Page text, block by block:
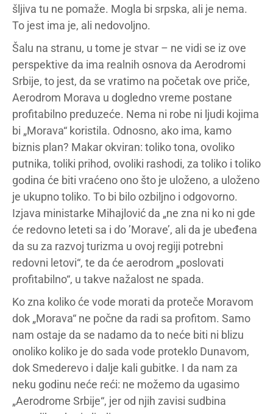
šljiva tu ne pomaže. Mogla bi srpska, ali je nema.
To jest ima je, ali nedovoljno.
Šalu na stranu, u tome je stvar – ne vidi se iz ove
perspektive da ima realnih osnova da Aerodromi
Srbije, to jest, da se vratimo na početak ove priče,
Aerodrom Morava u dogledno vreme postane
profitabilno preduzeće. Nema ni robe ni ljudi kojima
bi „Morava“ koristila. Odnosno, ako ima, kamo
biznis plan? Makar okviran: toliko tona, ovoliko
putnika, toliki prihod, ovoliki rashodi, za toliko i toliko
godina će biti vraćeno ono što je uloženo, a uloženo
je ukupno toliko. To bi bilo ozbiljno i odgovorno.
Izjava ministarke Mihajlović da „ne zna ni ko ni gde
će redovno leteti sa i do ’Morave’, ali da je ubeđena
da su za razvoj turizma u ovoj regiji potrebni
redovni letovi“, te da će aerodrom „poslovati
profitabilno“, u takve nažalost ne spada.
Ko zna koliko će vode morati da proteče Moravom
dok „Morava“ ne počne da radi sa profitom. Samo
nam ostaje da se nadamo da to neće biti ni blizu
onoliko koliko je do sada vode proteklo Dunavom,
dok Smederevo i dalje kali gubitke. I da nam za
neku godinu neće reći: ne možemo da ugasimo
„Aerodrome Srbije“, jer od njih zavisi sudbina